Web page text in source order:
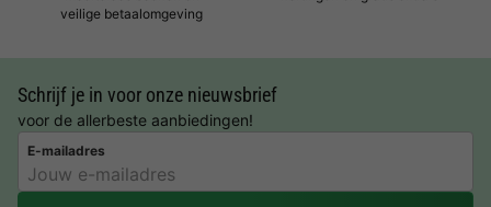
veilige betaalomgeving
Schrijf je in voor onze nieuwsbrief
voor de allerbeste aanbiedingen!
E-mailadres